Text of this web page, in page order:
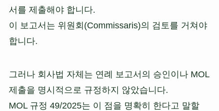
서를 제출해야 합니다.
이 보고서는 위원회(Commissaris)의 검토를 거쳐야
합니다.
그러나 회사법 자체는 연례 보고서의 승인이나 MOL
제출을 명시적으로 규정하지 않았습니다.
MOL 규정 49/2025는 이 점을 명확히 한다고 말할